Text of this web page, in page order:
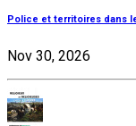
Police et territoires dans
Nov 30, 2026